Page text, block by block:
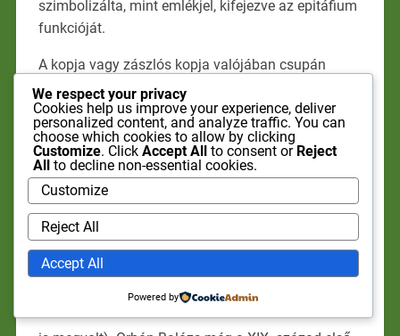
szimbolizálta, mint emlékjel, kifejezve az epitáfium
funkcióját.
A kopja vagy zászlós kopja valójában csupán
másodlagos sírjelnek tekinthető, amit a temetést
követően rövid időn belül el is távolítottak a sírról a
Székelyföldön. Tehát, a fejfa eredeztetése nem a
kopjával, kopjafegyverrel, netán zászlóval hozható
összefüggésbe.
A kopjás, zászló temetés a vitézi temetkezés
megnyilatkozása volt a székelység kultúrájában
(szükséges megemlíteni, hogy a római katolikus
Atyha katolikus lakossága temetkezési
We respect your privacy
Cookies help us improve your experience, deliver
personalized content, and analyze traffic. You can
choose which cookies to allow by clicking
Customize. Click Accept All to consent or Reject
All to decline non-essential cookies.
Customize
Reject All
Accept All
Powered by